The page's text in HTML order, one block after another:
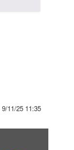
9/11/25 11:35